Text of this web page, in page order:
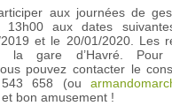
aux journées de
aux dates
et le 20/01/2020. Les
gare d’Havré. Pour
pouvez contacter le
658 (ou
bon amusement !